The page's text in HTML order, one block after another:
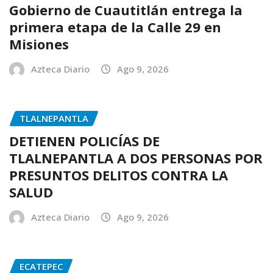
Gobierno de Cuautitlán entrega la
primera etapa de la Calle 29 en
Misiones
Azteca Diario Ago 9, 2026
TLALNEPANTLA
DETIENEN POLICÍAS DE
TLALNEPANTLA A DOS PERSONAS POR
PRESUNTOS DELITOS CONTRA LA
SALUD
Azteca Diario Ago 9, 2026
ECATEPEC